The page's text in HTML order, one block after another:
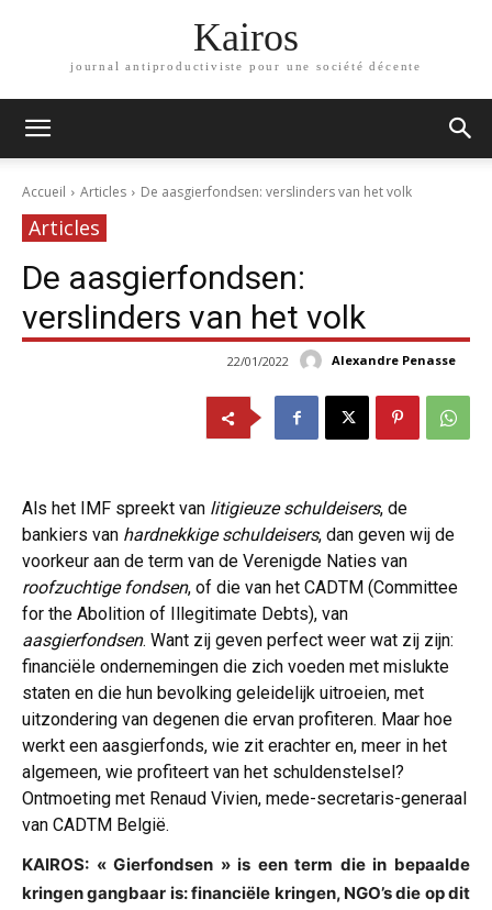
Kairos
journal antiproductiviste pour une société décente
Accueil Articles De aasgierfondsen: verslinders van het volk
Articles
De aasgierfondsen:
verslinders van het volk
Alexandre Penasse
22/01/2022
Als het IMF spreekt van litigieuze schuldeisers, de
bankiers van hardnekkige schuldeisers, dan geven wij de
voorkeur aan de term van de Verenigde Naties van
roofzuchtige fondsen, of die van het CADTM (Committee
for the Abolition of Illegitimate Debts), van
aasgierfondsen. Want zij geven perfect weer wat zij zijn:
financiële ondernemingen die zich voeden met mislukte
staten en die hun bevolking geleidelijk uitroeien, met
uitzondering van degenen die ervan profiteren. Maar hoe
werkt een aasgierfonds, wie zit erachter en, meer in het
algemeen, wie profiteert van het schuldenstelsel?
Ontmoeting met Renaud Vivien, mede-secretaris-generaal
van CADTM België.
KAIROS: « Gierfondsen » is een term die in bepaalde
kringen gangbaar is: financiële kringen, NGO’s die op dit